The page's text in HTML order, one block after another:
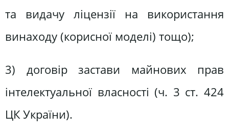
та видачу ліцензії на використання
винаходу (корисної моделі) тощо);
3) договір застави майнових прав
інтелектуальної власності (ч. 3 ст. 424
ЦК України).